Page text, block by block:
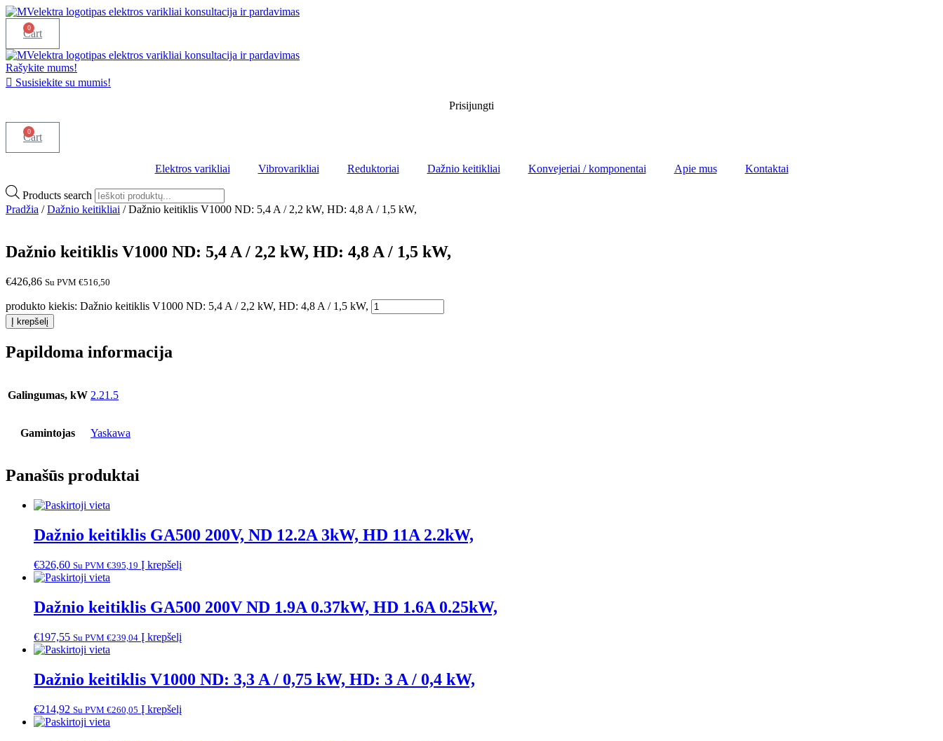
0
Cart
Rašykite mums!
Susisiekite su mumis!
Prisijungti
0
Cart
Elektros varikliai Vibrovarikliai Reduktoriai Dažnio keitikliai Konvejeriai / komponentai Apie mus Kontaktai
Products search
Pradžia /Dažnio keitikliai / Dažnio keitiklis V1000 ND: 5,4 A / 2,2 kW, HD: 4,8 A / 1,5 kW,
Dažnio keitiklis V1000 ND: 5,4 A / 2,2 kW, HD: 4,8 A / 1,5 kW,
€426,86 Su PVM €516,50
produkto kiekis: Dažnio keitiklis V1000 ND: 5,4 A / 2,2 kW, HD: 4,8 A / 1,5 kW,
Į krepšelį
Papildoma informacija
Galingumas, kW 2.21.5
Gamintojas Yaskawa
Panašūs produktai
Dažnio keitiklis GA500 200V, ND 12.2A 3kW, HD 11A 2.2kW,
€326,60 Su PVM €395,19 Į krepšelį
Dažnio keitiklis GA500 200V ND 1.9A 0.37kW, HD 1.6A 0.25kW,
€197,55 Su PVM €239,04 Į krepšelį
Dažnio keitiklis V1000 ND: 3,3 A / 0,75 kW, HD: 3 A / 0,4 kW,
€214,92 Su PVM €260,05 Į krepšelį